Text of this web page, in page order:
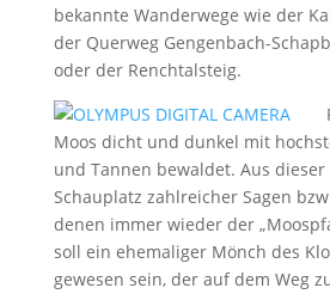
bekannte Wanderwege wie der
der Querweg Gengenbach-
oder der Renchtalsteig.
Moos dicht und dunkel mit
und Tannen bewaldet. Aus dieser
Schauplatz zahlreicher Sagen
denen immer wieder der
soll ein ehemaliger Mönch des
gewesen sein, der auf dem Weg